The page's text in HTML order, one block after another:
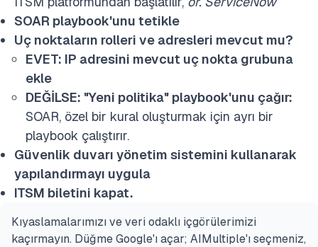
SOAR playbook'unu tetikle
Uç noktaların rolleri ve adresleri mevcut mu?
EVET: IP adresini mevcut uç nokta grubuna
ekle
DEĞİLSE: "Yeni politika" playbook'unu çağır:
SOAR, özel bir kural oluşturmak için ayrı bir
playbook çalıştırır.
Güvenlik duvarı yönetim sistemini kullanarak
yapılandırmayı uygula
ITSM biletini kapat.
Kıyaslamalarımızı ve veri odaklı içgörülerimizi
kaçırmayın. Düğme Google'ı açar; AIMultiple'ı seçmeniz,